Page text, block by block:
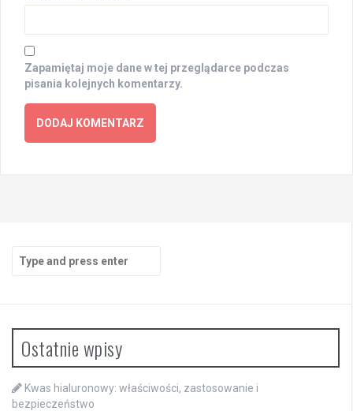
Zapamiętaj moje dane w tej przeglądarce podczas
pisania kolejnych komentarzy.
for:
Ostatnie wpisy
Kwas hialuronowy: właściwości, zastosowanie i
bezpieczeństwo